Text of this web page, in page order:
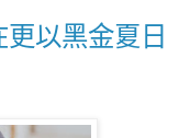
以黑金夏日